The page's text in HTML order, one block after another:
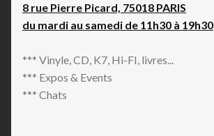
8 rue Pierre Picard, 75018 PARIS
du mardi au samedi de 11h30 à 19h30
*** Vinyle, CD, K7, Hi-FI, livres...
*** Expos & Events
*** Chats